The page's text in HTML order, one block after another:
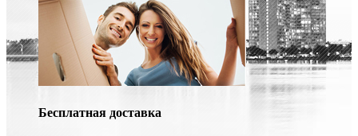
Бесплатная доставка